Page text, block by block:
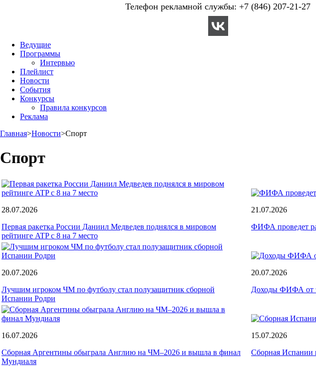
Телефон рекламной службы: +7 (846) 207-21-27
Ведущие
Программы
Интервью
Плейлист
Новости
События
Конкурсы
Правила конкурсов
Реклама
Главная>Новости>Спорт
Спорт
28.07.2026
Первая ракетка России Даниил Медведев поднялся в мировом
рейтинге ATP с 8 на 7 место
21.07.2026
ФИФА проведет
20.07.2026
Лучшим игроком ЧМ по футболу стал полузащитник сборной
Испании Родри
20.07.2026
Доходы ФИФА от
16.07.2026
Сборная Аргентины обыграла Англию на ЧМ–2026 и вышла в финал
Мундиаля
15.07.2026
Сборная Испании